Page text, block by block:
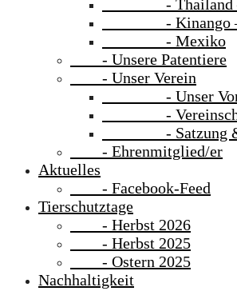
- Thailand –
- Kinango –
- Mexiko
- Unsere Patentiere
- Unser Verein
- Unser
-
- Satzung &
- Ehrenmitglied/er
Aktuelles
- Facebook-Feed
Tierschutztage
- Herbst 2026
- Herbst 2025
- Ostern 2025
Nachhaltigkeit